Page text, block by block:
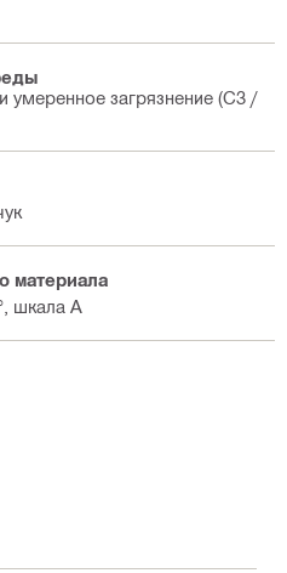
умеренное загрязнение (C3 /
материала
шкала A